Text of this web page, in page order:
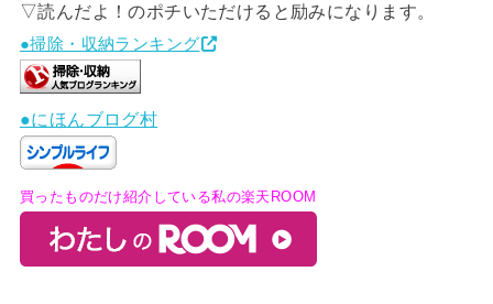
▽読んだよ！のポチいただけると励みになります。
●掃除・収納ランキング
●にほんブログ村
買ったものだけ紹介している私の楽天ROOM